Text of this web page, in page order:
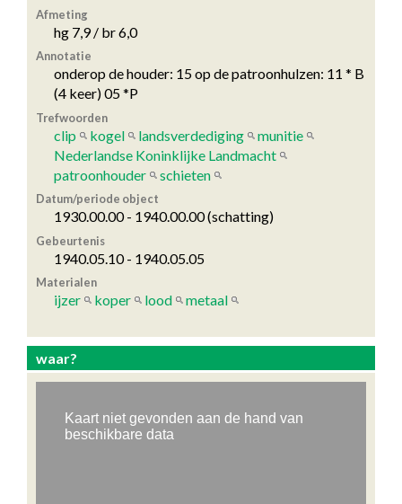
Afmeting
hg 7,9 / br 6,0
Annotatie
onderop de houder: 15 op de patroonhulzen: 11 * B
(4 keer) 05 *P
Trefwoorden
clip kogel landsverdediging
munitie
Nederlandse Koninklijke Landmacht
patroonhouder
schieten
Datum/periode object
1930.00.00 - 1940.00.00 (schatting)
Gebeurtenis
1940.05.10 - 1940.05.05
Materialen
ijzer koper lood metaal
waar?